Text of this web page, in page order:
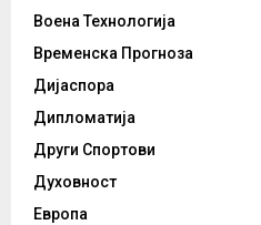
Воена Технологија
Временска Прогноза
Дијаспора
Дипломатија
Други Спортови
Духовност
Европа